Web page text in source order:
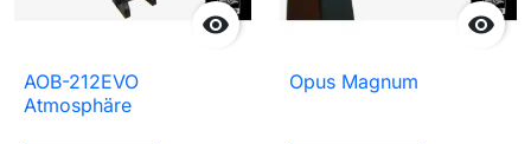

AOB-212EVO
Atmosphäre

Opus Magnum